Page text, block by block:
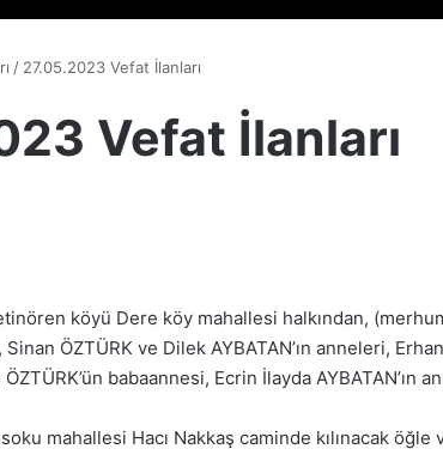
/ 27.05.2023 Vefat İlanları
Vefat İlanları
köyü Dere köy mahallesi halkından,
ÖZTÜRK ve Dilek AYBATAN’ın anneleri,
babaannesi, Ecrin İlayda AYBATAN’ın
mahallesi Hacı Nakkaş caminde kılınacak öğle